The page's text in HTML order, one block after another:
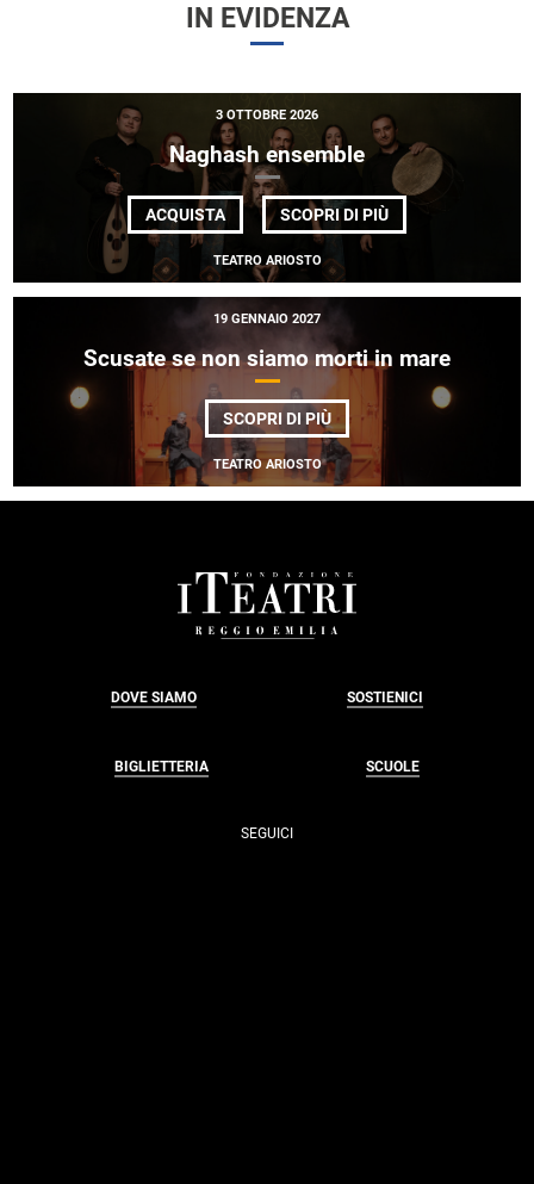
IN EVIDENZA
3 OTTOBRE 2026
Naghash ensemble
ACQUISTA SCOPRI DI PIÙDI
NAGHASH
TEATRO ARIOSTO
19 GENNAIO 2027
Scusate se non siamo morti in mare
SCOPRI DI PIÙDI
SCUSATE
SE
NON
SIAMO
MORTI
TEATRO ARIOSTO
DOVE SIAMO SOSTIENICI
BIGLIETTERIA SCUOLE
SEGUICI